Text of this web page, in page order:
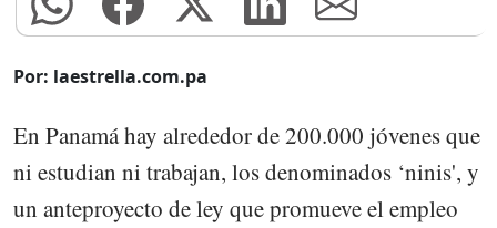
Por: laestrella.com.pa
En Panamá hay alrededor de 200.000 jóvenes que
ni estudian ni trabajan, los denominados ‘ninis', y
un anteproyecto de ley que promueve el empleo